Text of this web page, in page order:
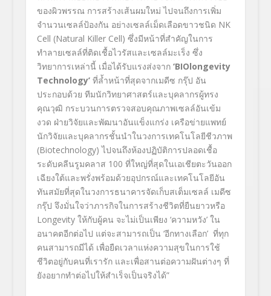
ของผิวพรรณ การสร้างเส้นผมใหม่ ไปจนถึงการเพิ่ม
จำนวนเซลล์ป้องกัน อย่างเซลล์เม็ดเลือดขาวชนิด NK
Cell (Natural Killer Cell) ซึ่งมีหน้าที่สำคัญในการ
ทำลายเซลล์ที่ติดเชื้อไวรัสและเซลล์มะเร็ง ซึ่ง
วิทยาการเหล่านี้ เมื่อได้รับแรงส่งจาก ‘BIOlongevity
Technology’ที่ล้ำหน้าที่สุดจากเมดีซ กรุ๊ป อัน
ประกอบด้วย ทีมนักวิทยาศาสตร์และบุคลากรผู้ทรง
คุณวุฒิ กระบวนการตรวจสอบคุณภาพเซลล์อันเข้ม
งวด ฝ่ายวิจัยและพัฒนาอันแข็งแกร่ง เครือข่ายแพทย์
นักวิจัยและบุคลากรชั้นนำในวงการเทคโนโลยีชีวภาพ
(Biotechnology) ไปจนถึงห้องปฏิบัติการปลอดเชื้อ
ระดับคลีนรูมคลาส 100 ที่ใหญ่ที่สุดในเอเชียตะวันออก
เฉียงใต้และพรั่งพร้อมด้วยอุปกรณ์และเทคโนโลยีอัน
ทันสมัยที่สุดในวงการธนาคารจัดเก็บสเต็มเซลล์ เมดีซ
กรุ๊ป จึงมั่นใจว่าภารกิจในการสร้างชีวิตที่ยืนยาวหรือ
Longevity ให้กับผู้คน จะไม่เป็นเพียง ‘ความหวัง’ ใน
อนาคตอีกต่อไป แต่จะสามารถเป็น ‘อีกทางเลือก’ ที่ทุก
คนสามารถมีได้ เพื่อยืดเวลาแห่งความสุขในการใช้
ชีวิตอยู่กับคนที่เรารัก และเพื่อสานต่อความฝันต่างๆ ที่
ยังอยากทำต่อไปให้สำเร็จเป็นจริงได้”